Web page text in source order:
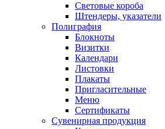
Световые короба
Штендеры, указатели
Полиграфия
Блокноты
Визитки
Календари
Листовки
Плакаты
Пригласительные
Меню
Сертификаты
Сувенирная продукция